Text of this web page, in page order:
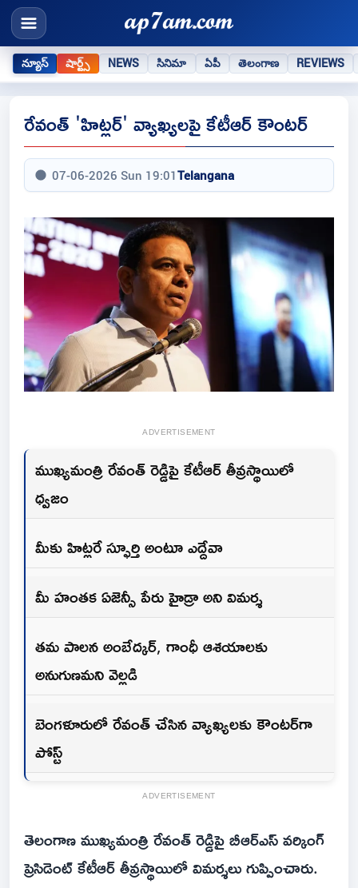
న్యూస్ షార్ట్స్ NEWS సినిమా ఏపీ తెలంగాణ REVIEWS
రేవంత్‌ 'హిట్లర్' వ్యాఖ్యలపై కేటీఆర్ కౌంటర్
07-06-2026 Sun 19:01Telangana
ADVERTISEMENT
ముఖ్యమంత్రి రేవంత్ రెడ్డిపై కేటీఆర్ తీవ్రస్థాయిలో
ధ్వజం
మీకు హిట్లరే స్ఫూర్తి అంటూ ఎద్దేవా
మీ హంతక ఏజెన్సీ పేరు హైడ్రా అని విమర్శ
తమ పాలన అంబేద్కర్, గాంధీ ఆశయాలకు
అనుగుణమని వెల్లడి
బెంగళూరులో రేవంత్ చేసిన వ్యాఖ్యలకు కౌంటర్‌గా
పోస్ట్
ADVERTISEMENT
తెలంగాణ ముఖ్యమంత్రి రేవంత్ రెడ్డిపై బీఆర్ఎస్ వర్కింగ్
ప్రెసిడెంట్ కేటీఆర్ తీవ్రస్థాయిలో విమర్శలు గుప్పించారు.